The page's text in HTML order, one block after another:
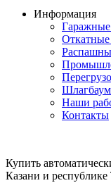
Информация
Гаражные
Откатные
Наши
Контакты
Купить
Казани и республике